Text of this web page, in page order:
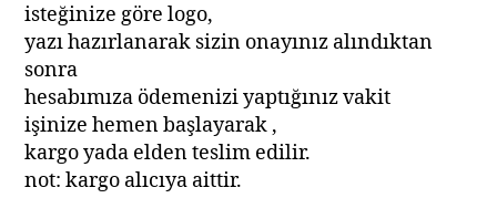
isteğinize göre logo,
yazı hazırlanarak sizin onayınız alındıktan
sonra
hesabımıza ödemenizi yaptığınız vakit
işinize hemen başlayarak ,
kargo yada elden teslim edilir.
not: kargo alıcıya aittir.